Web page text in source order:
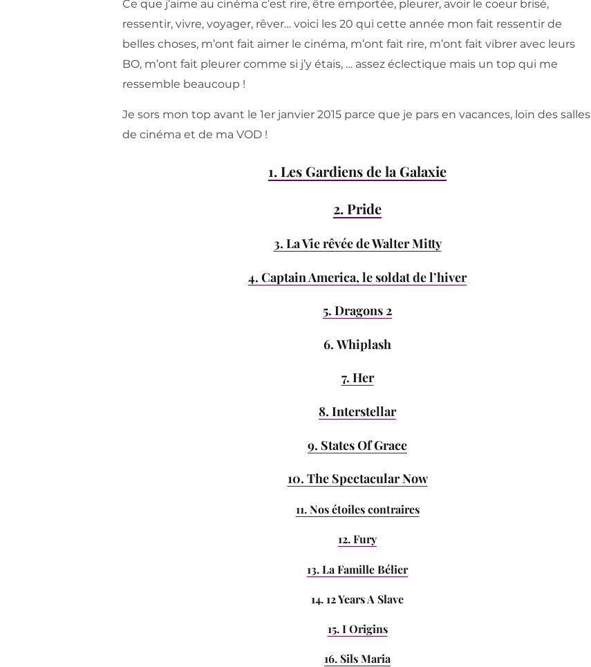
Ce que j’aime au cinéma c’est rire, être emportée, pleurer, avoir le coeur brisé,
ressentir, vivre, voyager, rêver… voici les 20 qui cette année mon fait ressentir de
belles choses, m’ont fait aimer le cinéma, m’ont fait rire, m’ont fait vibrer avec leurs
BO, m’ont fait pleurer comme si j’y étais, … assez éclectique mais un top qui me
ressemble beaucoup !
Je sors mon top avant le 1er janvier 2015 parce que je pars en vacances, loin des salles
de cinéma et de ma VOD !
1. Les Gardiens de la Galaxie
2. Pride
3. La Vie rêvée de Walter Mitty
4. Captain America, le soldat de l’hiver
5. Dragons 2
6. Whiplash
7. Her
8. Interstellar
9. States Of Grace
10. The Spectacular Now
11. Nos étoiles contraires
12. Fury
13. La Famille Bélier
14. 12 Years A Slave
15. I Origins
16. Sils Maria